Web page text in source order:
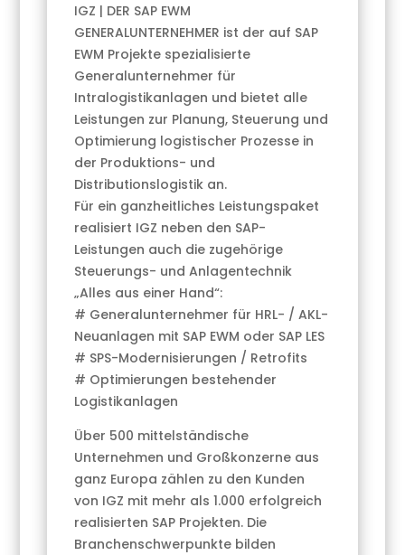
IGZ | DER SAP EWM
GENERALUNTERNEHMER ist der auf SAP
EWM Projekte spezialisierte
Generalunternehmer für
Intralogistikanlagen und bietet alle
Leistungen zur Planung, Steuerung und
Optimierung logistischer Prozesse in
der Produktions- und
Distributionslogistik an.
Für ein ganzheitliches Leistungspaket
realisiert IGZ neben den SAP-
Leistungen auch die zugehörige
Steuerungs- und Anlagentechnik
„Alles aus einer Hand“:
# Generalunternehmer für HRL- / AKL-
Neuanlagen mit SAP EWM oder SAP LES
# SPS-Modernisierungen / Retrofits
# Optimierungen bestehender
Logistikanlagen
Über 500 mittelständische
Unternehmen und Großkonzerne aus
ganz Europa zählen zu den Kunden
von IGZ mit mehr als 1.000 erfolgreich
realisierten SAP Projekten. Die
Branchenschwerpunkte bilden